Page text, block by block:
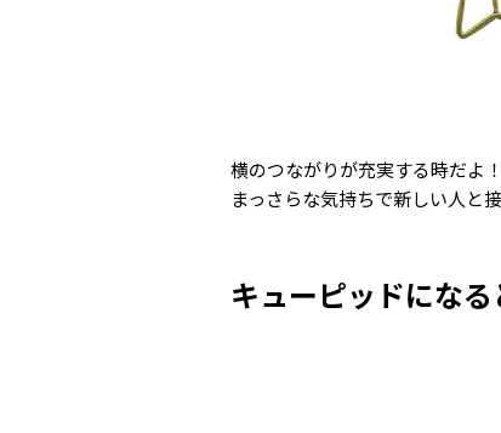
横のつながりが充実する時だよ
まっさらな気持ちで新しい人と
キューピッドにな